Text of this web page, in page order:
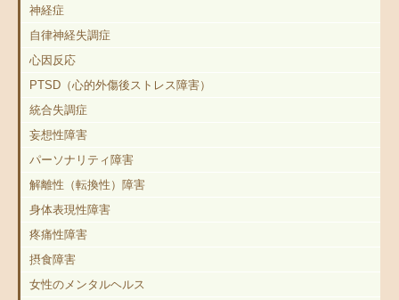
神経症
自律神経失調症
心因反応
PTSD（心的外傷後ストレス障害）
統合失調症
妄想性障害
パーソナリティ障害
解離性（転換性）障害
身体表現性障害
疼痛性障害
摂食障害
女性のメンタルヘルス